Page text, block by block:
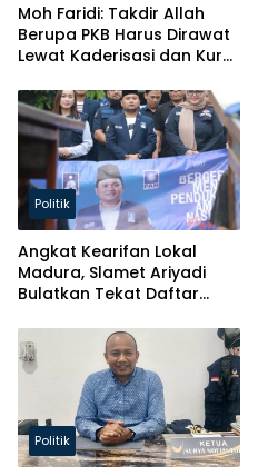
Moh Faridi: Takdir Allah
Berupa PKB Harus Dirawat
Lewat Kaderisasi dan Kursi
Politik
Angkat Kearifan Lokal
Madura, Slamet Ariyadi
Bulatkan Tekat Daftar
Politik